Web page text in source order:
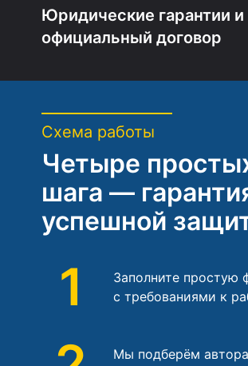
Юридические гарантии и
официальный договор
Схема работы
Четыре
шага —
успешной
1
Заполните простую
с требованиями к
Мы подберём автора